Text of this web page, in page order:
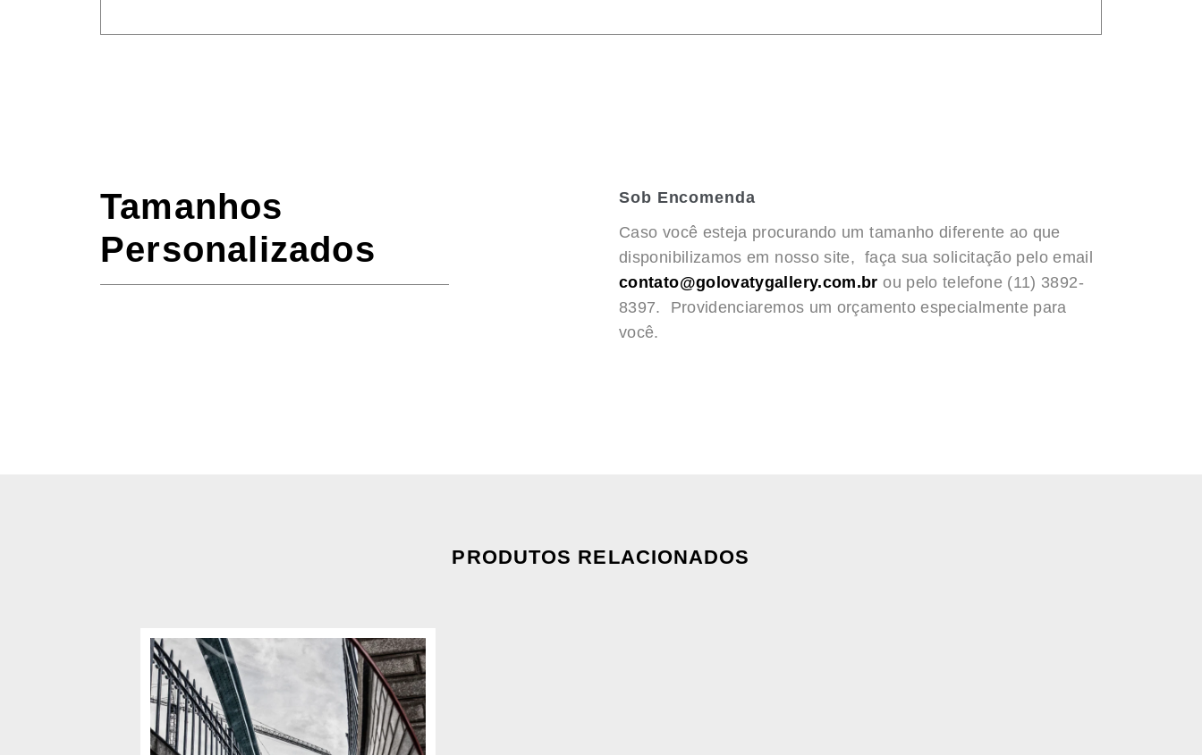
Tamanhos
Personalizados
Sob Encomenda
Caso você esteja procurando um tamanho diferente ao que
disponibilizamos em nosso site, faça sua solicitação pelo email
contato@golovatygallery.com.br ou pelo telefone (11) 3892-
8397. Providenciaremos um orçamento especialmente para
você.
PRODUTOS RELACIONADOS